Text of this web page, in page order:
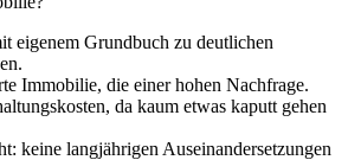
eigenem Grundbuch zu deutlichen
Immobilie, die einer hohen Nachfrage.
da kaum etwas kaputt gehen
keine langjährigen Auseinandersetzungen